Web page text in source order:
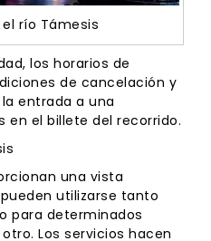
río Támesis
los horarios de
de cancelación y
entrada a una
el billete del recorrido.
una vista
utilizarse tanto
para determinados
Los servicios hacen